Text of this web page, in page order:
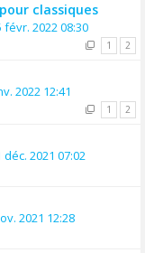
classiques
févr. 2022 08:30
1 2
2022 12:41
1 2
déc. 2021 07:02
2021 12:28